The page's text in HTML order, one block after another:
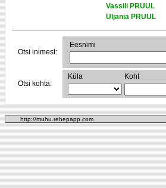
Vassili PRUUL
Uljania PRUUL
Otsi inimest:
Eesnimi
Otsi kohta:
Küla Koht
http://muhu.rehepapp.com